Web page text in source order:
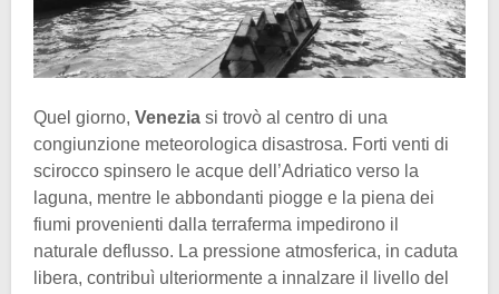
Quel giorno, Venezia si trovò al centro di una
congiunzione meteorologica disastrosa. Forti venti di
scirocco spinsero le acque dell’Adriatico verso la
laguna, mentre le abbondanti piogge e la piena dei
fiumi provenienti dalla terraferma impedirono il
naturale deflusso. La pressione atmosferica, in caduta
libera, contribuì ulteriormente a innalzare il livello del